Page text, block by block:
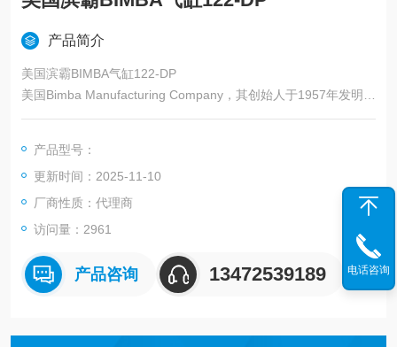
产品简介
美国滨霸BIMBA气缸122-DP
美国Bimba Manufacturing Company，其创始人于1957年发明了
不锈钢材质的、不可拆修的气缸以代替传统的可拆修的小缸径气
而多年来，BIMBA 公司的产品线也已扩展到多个品种类型的气缸
产品型号：
更新时间：2025-11-10
厂商性质：代理商
访问量：2961
产品咨询 13472539189 电话咨询